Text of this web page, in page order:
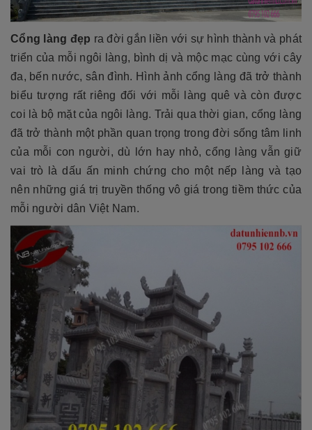
Cổng làng đẹp ra đời gắn liền với sự hình thành và phát
triển của mỗi ngôi làng, bình dị và mộc mạc cùng với cây
đa, bến nước, sân đình. Hình ảnh cổng làng đã trở thành
biểu tượng rất riêng đối với mỗi làng quê và còn được
coi là bộ mặt của ngôi làng. Trải qua thời gian, cổng làng
đã trở thành một phần quan trọng trong đời sống tâm linh
của mỗi con người, dù lớn hay nhỏ, cổng làng vẫn giữ
vai trò là dấu ấn minh chứng cho một nếp làng và tạo
nên những giá trị truyền thống vô giá trong tiềm thức của
mỗi người dân Việt Nam.